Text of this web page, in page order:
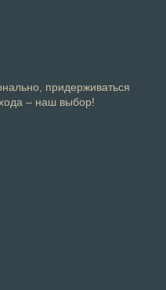
придерживаться
– наш выбор!